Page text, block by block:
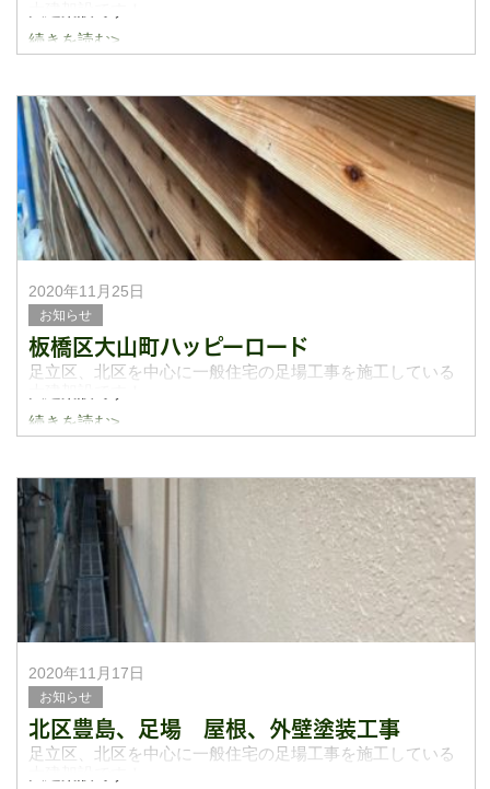
今日は豊島区駒込に荷上げのための足場と開口を塞ぐため
最近は部分足場のご依頼が多くきております。小さな仕事
では
続きを読む>
2020年11月25日
お知らせ
板橋区大山町ハッピーロード
足立区、北区を中心に一般住宅の足場工事を施工している
今日は先日板橋区大山町の払しに行って参りました。仕上
続きを読む>
2020年11月17日
お知らせ
北区豊島、足場 屋根、外壁塗装工事
足立区、北区を中心に一般住宅の足場工事を施工している